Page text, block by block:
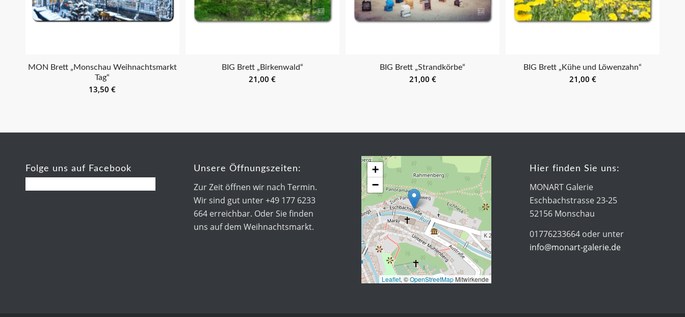
MON Brett „Monschau Weihnachtsmarkt
Tag“
13,50€
BIG Brett „Birkenwald“
21,00€
BIG Brett „Strandkörbe“
21,00 €
BIG Brett „Kühe und Löwenzahn“
21,00 €
Folge uns auf Facebook Unsere Öffnungszeiten:
Zur Zeit öffnen wir nach Termin.
Wir sind gut unter +49 177 6233
664 erreichbar. Oder Sie finden
uns auf dem Weihnachtsmarkt.
+
−
Leaflet, ©OpenStreetMapMitwirkende
Hier finden Sie uns:
MONART Galerie
Eschbachstrasse 23-25
52156 Monschau
01776233664 oder unter
info@monart-galerie.de